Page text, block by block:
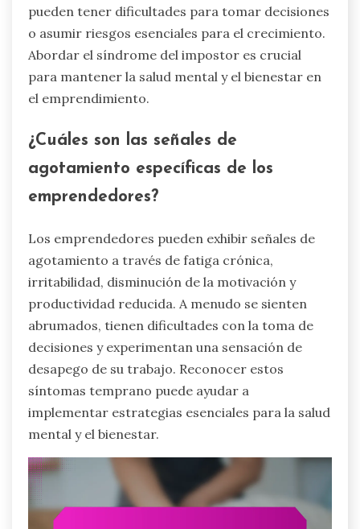
pueden tener dificultades para tomar decisiones
o asumir riesgos esenciales para el crecimiento.
Abordar el síndrome del impostor es crucial
para mantener la salud mental y el bienestar en
el emprendimiento.
¿Cuáles son las señales de
agotamiento específicas de los
emprendedores?
Los emprendedores pueden exhibir señales de
agotamiento a través de fatiga crónica,
irritabilidad, disminución de la motivación y
productividad reducida. A menudo se sienten
abrumados, tienen dificultades con la toma de
decisiones y experimentan una sensación de
desapego de su trabajo. Reconocer estos
síntomas temprano puede ayudar a
implementar estrategias esenciales para la salud
mental y el bienestar.